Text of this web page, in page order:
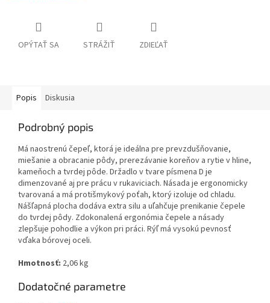
OPÝTAŤ SA STRÁŽIŤ ZDIEĽAŤ
Popis Diskusia
Podrobný popis
Má naostrenú čepeľ, ktorá je ideálna pre prevzdušňovanie,
miešanie a obracanie pôdy, prerezávanie koreňov a rytie v hline,
kameňoch a tvrdej pôde. Držadlo v tvare písmena D je
dimenzované aj pre prácu v rukaviciach. Násada je ergonomicky
tvarovaná a má protišmykový poťah, ktorý izoluje od chladu.
Nášľapná plocha dodáva extra silu a uľahčuje prenikanie čepele
do tvrdej pôdy. Zdokonalená ergonómia čepele a násady
zlepšuje pohodlie a výkon pri práci. Rýľ má vysokú pevnosť
vďaka bórovej oceli.
Hmotnosť: 2,06 kg
Dodatočné parametre